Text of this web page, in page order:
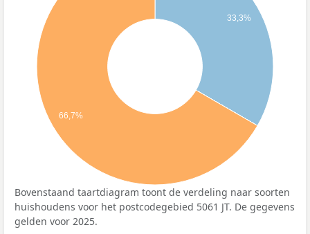
33,3%
66,7%
Bovenstaand taartdiagram toont de verdeling naar soorten
huishoudens voor het postcodegebied 5061 JT. De gegevens
gelden voor 2025.